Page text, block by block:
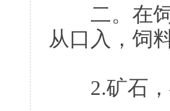
二。在饲
从口入，饲
2.矿石，